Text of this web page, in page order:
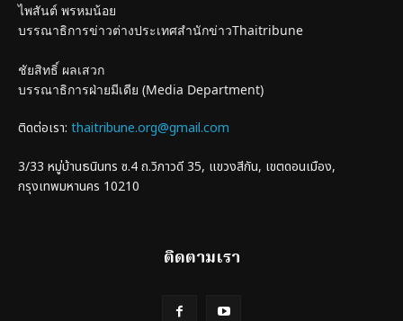
ไพสันต์ พรหมน้อย
บรรณาธิการข่าวต่างประเทศสำนักข่าวThaitribune
ชัยสิทธิ์ ผลเสวก
บรรณาธิการฝ่ายมีเดีย (Media Department)
ติดต่อเรา: thaitribune.org@gmail.com
3/33 หมู่บ้านธนินทร ซ.4 ถ.วิภาวดี 35, แขวงสีกัน, เขตดอนเมือง,
กรุงเทพมหานคร 10210
ติดตามเรา